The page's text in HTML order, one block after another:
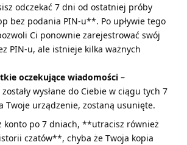
odczekać 7 dni od ostatniej próby
bez podania PIN-u**. Po upływie tego
Ci ponownie zarejestrować swój
PIN-u, ale istnieje kilka ważnych
oczekujące wiadomości –
wysłane do Ciebie w ciągu tych 7
Twoje urządzenie, zostaną usunięte.
konto po 7 dniach, **utracisz również
czatów**, chyba że Twoja kopia